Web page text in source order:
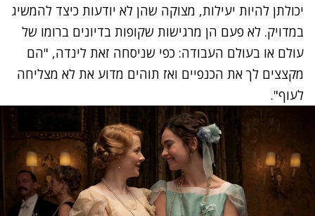
יכולתן להיות יעילות, מצוקה שהן לא יודעות כיצד להמשיג
במדויק. לא פעם הן מרגישות שקופות בדיונים ברומו של
עולם או בעולם העבודה: כפי שניסחה זאת לינדה, "הם
מקצצים לך את הכנפיים ואז תוהים מדוע את לא מצליחה
לעוף".